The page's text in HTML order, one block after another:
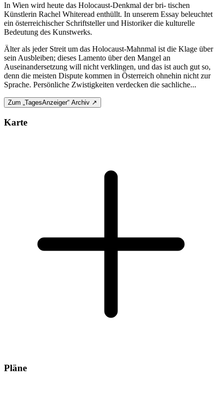
In Wien wird heute das Holocaust-Denkmal der bri- tischen
Künstlerin Rachel Whiteread enthüllt. In unserem Essay beleuchtet
ein österreichischer Schriftsteller und Historiker die kulturelle
Bedeutung des Kunstwerks.
Älter als jeder Streit um das Holocaust-Mahnmal ist die Klage über
sein Ausbleiben; dieses Lamento über den Mangel an
Auseinandersetzung will nicht verklingen, und das ist auch gut so,
denn die meisten Dispute kommen in Österreich ohnehin nicht zur
Sprache. Persönliche Zwistigkeiten verdecken die sachliche...
Zum „TagesAnzeiger“ Archiv ↗
Karte
Pläne